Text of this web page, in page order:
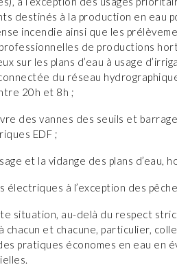
destinés à la production en eau
incendie ainsi que les
de productions
sur les plans d’eau à usage
du réseau
20h et 8h ;
des vannes des seuils et
EDF ;
et la vidange des plans d’eau,
électriques à l’exception des
situation, au-delà du respect
chacun et chacune, particulier,
pratiques économes en eau en